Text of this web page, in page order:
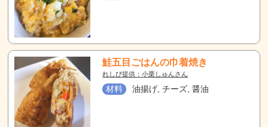
鮭五目ごはんの巾着焼き
れしぴ提供：小栗しゅんさん
材料 油揚げ, チーズ, 醤油